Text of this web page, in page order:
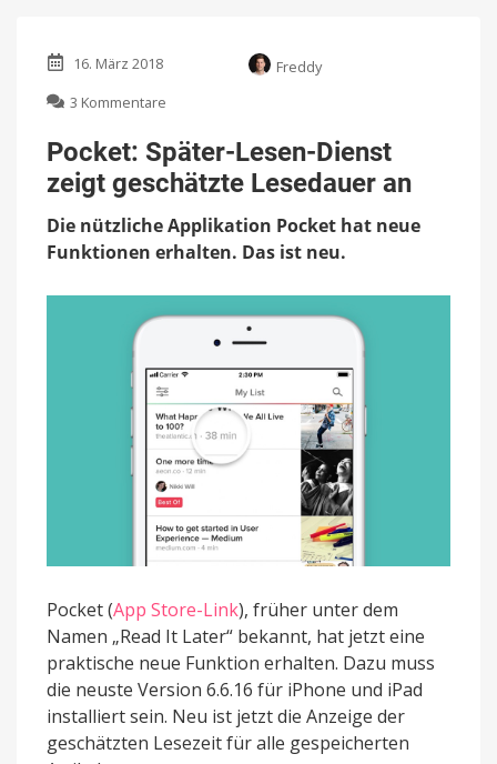
16. März 2018
Freddy
3 Kommentare
Später-
Lesen-
Dienst
geschätzte
Lesedauer
Pocket: Später-Lesen-Dienst
zeigt geschätzte Lesedauer an
Die nützliche Applikation Pocket hat neue
Funktionen erhalten. Das ist neu.
Pocket (App Store-Link), früher unter dem
Namen „Read It Later“ bekannt, hat jetzt eine
praktische neue Funktion erhalten. Dazu muss
die neuste Version 6.6.16 für iPhone und iPad
installiert sein. Neu ist jetzt die Anzeige der
geschätzten Lesezeit für alle gespeicherten